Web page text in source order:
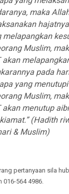
maka
melapangkan
Muslim,
akan
pada
yang
Muslim,
akan menutup
(Hadith
& Muslim)
pertanyaan sila
016-564 4986.